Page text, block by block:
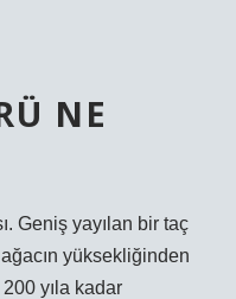
NE
Geniş yayılan bir taç
yüksekliğinden
yıla kadar